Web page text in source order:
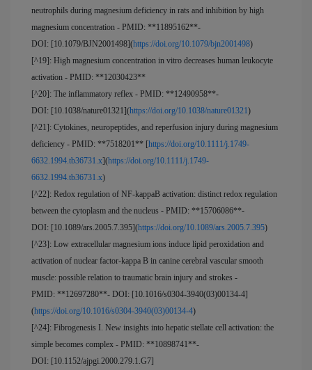
neutrophils during magnesium deficiency in rats and inhibition by high
magnesium concentration - PMID: **11895162**-
DOI: [10.1079/BJN2001498](https://doi.org/10.1079/bjn2001498)
[^19]: High magnesium concentration in vitro decreases human leukocyte
activation - PMID: **12030423**
[^20]: The inflammatory reflex - PMID: **12490958**-
DOI: [10.1038/nature01321](https://doi.org/10.1038/nature01321)
[^21]: Cytokines, neuropeptides, and reperfusion injury during magnesium
deficiency - PMID: **7518201** [https://doi.org/10.1111/j.1749-
6632.1994.tb36731.x](https://doi.org/10.1111/j.1749-
6632.1994.tb36731.x)
[^22]: Redox regulation of NF-kappaB activation: distinct redox regulation
between the cytoplasm and the nucleus - PMID: **15706086**-
DOI: [10.1089/ars.2005.7.395](https://doi.org/10.1089/ars.2005.7.395)
[^23]: Low extracellular magnesium ions induce lipid peroxidation and
activation of nuclear factor-kappa B in canine cerebral vascular smooth
muscle: possible relation to traumatic brain injury and strokes -
PMID: **12697280**- DOI: [10.1016/s0304-3940(03)00134-4]
(https://doi.org/10.1016/s0304-3940(03)00134-4)
[^24]: Fibrogenesis I. New insights into hepatic stellate cell activation: the
simple becomes complex - PMID: **10898741**-
DOI: [10.1152/ajpgi.2000.279.1.G7]